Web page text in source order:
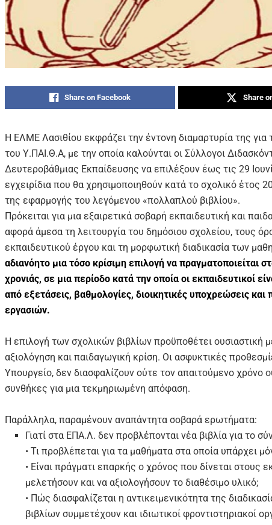
Share on Facebook Share
Η ΕΛΜΕ Λασιθίου εκφράζει την έντονη διαμαρτυρία της
του Υ.ΠΑΙ.Θ.Α, με την οποία καλούνται οι Σύλλογοι
Δευτεροβάθμιας Εκπαίδευσης να επιλέξουν έως τις 29
εγχειρίδια που θα χρησιμοποιηθούν κατά το σχολικό έτος
της εφαρμογής του λεγόμενου «πολλαπλού βιβλίου».
Πρόκειται για μια εξαιρετικά σοβαρή εκπαιδευτική και
αφορά άμεσα τη λειτουργία του δημόσιου σχολείου, τους
εκπαιδευτικού έργου και τη μορφωτική διαδικασία των
αδιανόητο μια τόσο κρίσιμη επιλογή να πραγματοποιείται
χρονιάς, σε μια περίοδο κατά την οποία οι εκπαιδευτικοί
από εξετάσεις, βαθμολογίες, διοικητικές υποχρεώσεις
εργασιών.
Η επιλογή των σχολικών βιβλίων προϋποθέτει ουσιαστική
αξιολόγηση και παιδαγωγική κρίση. Οι ασφυκτικές
Υπουργείο, δεν διασφαλίζουν ούτε τον απαιτούμενο χρόνο
συνθήκες για μια τεκμηριωμένη απόφαση.
Παράλληλα, παραμένουν αναπάντητα σοβαρά ερωτήματα:
Γιατί στα ΕΠΑ.Λ. δεν προβλέπονται νέα βιβλία για το
• Τι προβλέπεται για τα μαθήματα στα οποία υπάρχει
• Είναι πράγματι επαρκής ο χρόνος που δίνεται στους
μελετήσουν και να αξιολογήσουν το διαθέσιμο υλικό;
• Πώς διασφαλίζεται η αντικειμενικότητα της
βιβλίων συμμετέχουν και ιδιωτικοί φροντιστηριακοί